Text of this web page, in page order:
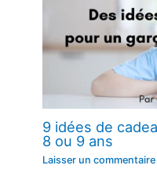
9 idées de
8 ou 9 ans
Laisser un commentaire